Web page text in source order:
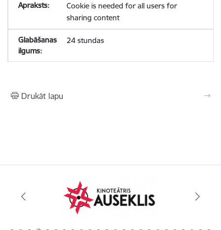
Cookie is needed for all users for
sharing content
24 stundas
Drukāt lapu